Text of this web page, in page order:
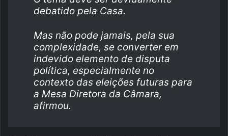
debatido pela Casa.
Mas não pode jamais, pela sua
complexidade, se converter em
indevido elemento de disputa
política, especialmente no
contexto das eleições futuras para
a Mesa Diretora da Câmara,
afirmou.